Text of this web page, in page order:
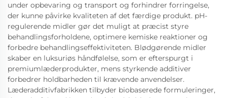
under opbevaring og transport og forhindrer forringelse,
der kunne påvirke kvaliteten af det færdige produkt. pH-
regulerende midler gør det muligt at præcist styre
behandlingsforholdene, optimere kemiske reaktioner og
forbedre behandlingseffektiviteten. Blødgørende midler
skaber en luksuriøs håndfølelse, som er efterspurgt i
premiumlæderprodukter, mens styrkende additiver
forbedrer holdbarheden til krævende anvendelser.
Læderadditivfabrikken tilbyder biobaserede formuleringer,